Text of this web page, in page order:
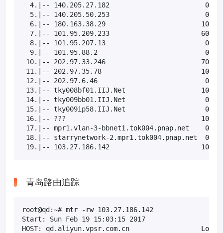
4.|-- 140.205.27.182
5.|-- 140.205.50.253
6.|-- 180.163.38.29
7.|-- 101.95.209.233
8.|-- 101.95.207.13
9.|-- 101.95.88.2
10.|-- 202.97.33.246                        70.0%
11.|-- 202.97.35.78
12.|-- 202.97.6.46                           0.0%
13.|-- tky008bf01.IIJ.Net                   10.0%
14.|-- tky009bb01.IIJ.Net                    0.0%
15.|-- tky009ip58.IIJ.Net                    0.0%
16.|-- ???                                  100.0
17.|-- mpr1.vlan-3-bbnet1.tok004.pnap.net
18.|-- starrynetwork-2.mpr1.tok004.pnap.net
19.|-- 103.27.186.142                       10.0%
青岛路由追踪
root@qd:~# mtr -rw 103.27.186.142
Start: Sun Feb 19 15:03:15 2017
HOST: qd.aliyun.vpsr.com.cn